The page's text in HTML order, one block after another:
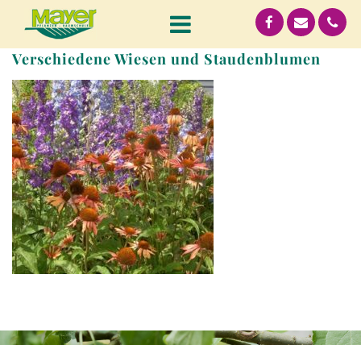
Verschiedene Wiesen und Staudenblumen